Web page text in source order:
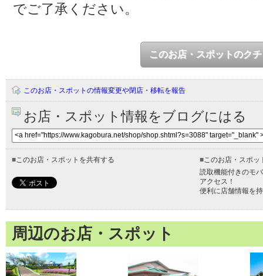
でご了承ください。
このお店・スポットのク
このお店・スポットの情報変更や閉店・移転を報告
お店・スポット情報をブログにはる
■ このお店・スポットを共有する ■ このお店・スポ
読取機能付きのモ
アクセス！
便利に店舗情報を
周辺のお店・スポット